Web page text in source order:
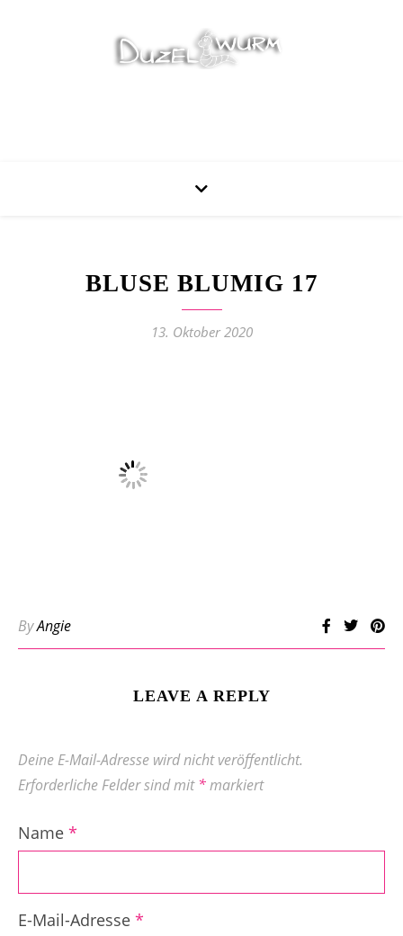
BLUSE BLUMIG 17
13. Oktober 2020
ByAngie
LEAVE A REPLY
Deine E-Mail-Adresse wird nicht veröffentlicht.
Erforderliche Felder sind mit*markiert
Name *
E-Mail-Adresse *